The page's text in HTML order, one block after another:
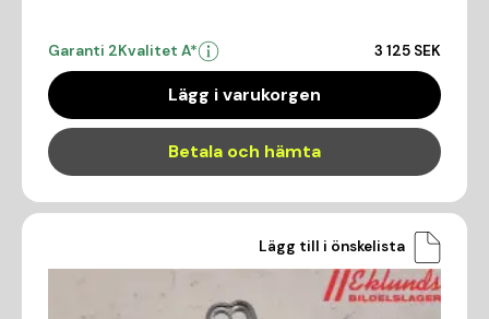
Garanti 2Kvalitet A* 3 125 SEK
Lägg i varukorgen
Betala och hämta
Lägg till i önskelista